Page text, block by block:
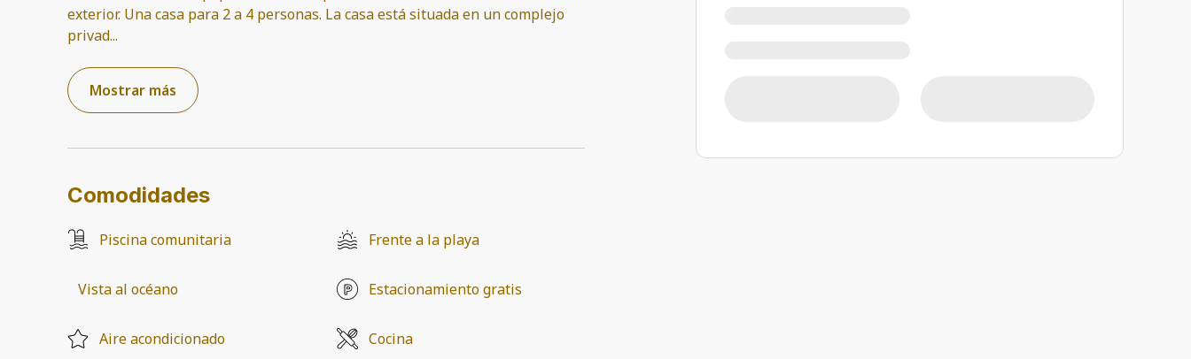
exterior. Una casa para 2 a 4 personas. La casa está situada en un complejo
privad...
Mostrar más
Comodidades
Piscina comunitaria Frente a la playa
Vista al océano Estacionamiento gratis
Aire acondicionado Cocina